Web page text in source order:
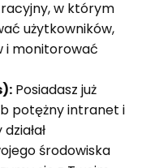
w którym
użytkowników,
i monitorować
Posiadasz już
potężny intranet i
środowiska